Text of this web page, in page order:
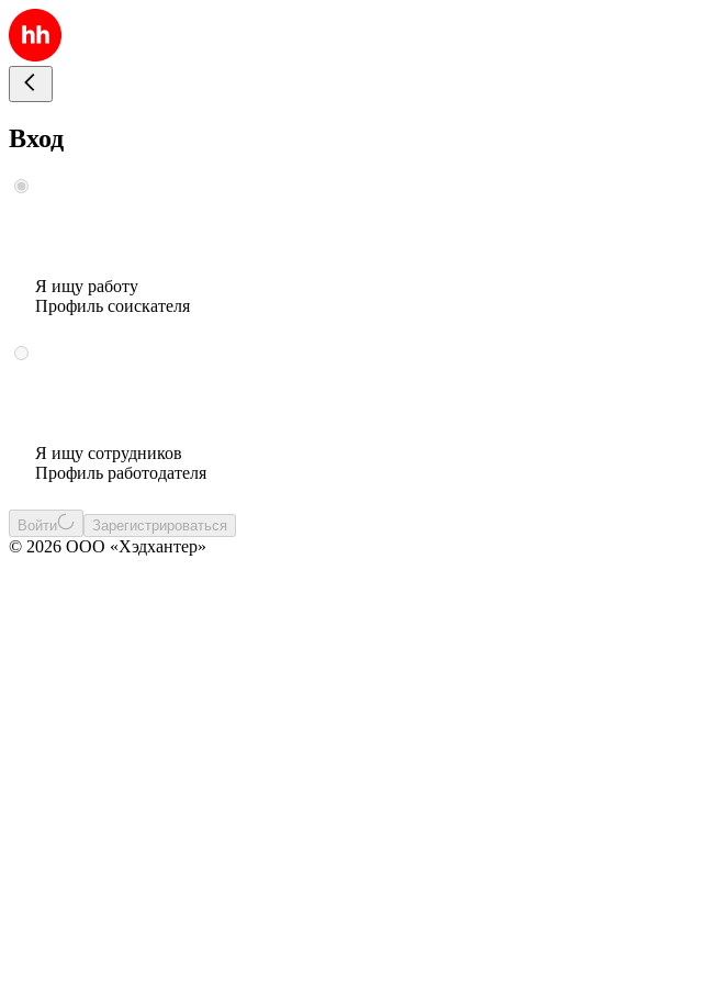
Вход
Я ищу работу
Профиль соискателя
Я ищу сотрудников
Профиль работодателя
Войти Зарегистрироваться
© 2026 ООО «Хэдхантер»